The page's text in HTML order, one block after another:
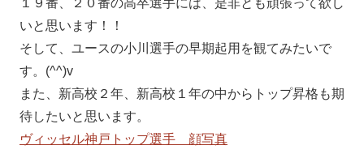
１９番、２０番の高卒選手には、是非とも頑張って欲し
いと思います！！
そして、ユースの小川選手の早期起用を観てみたいで
す。(^^)v
また、新高校２年、新高校１年の中からトップ昇格も期
待したいと思います。
ヴィッセル神戸トップ選手 顔写真